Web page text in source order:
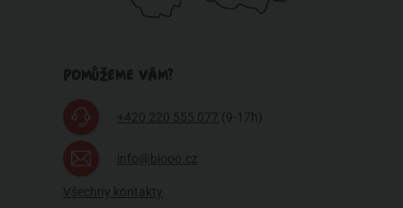
POMŮŽEME VÁM?
+420 220 555 077 (9-17h)
info@biooo.cz
Všechny kontakty